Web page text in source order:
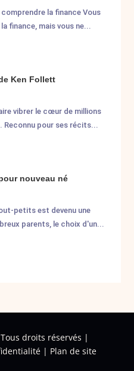
la finance Vous
finance, mais vous ne...
Ken Follett
vibrer le cœur de millions
Reconnu pour ses récits...
nouveau né
petits est devenu une
parents, le choix d'un...
droits réservés |
| Plan de site